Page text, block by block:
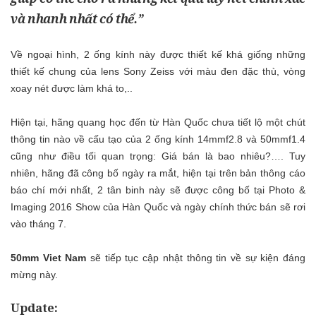
và nhanh nhất có thể.”
Về ngoại hình, 2 ống kính này được thiết kế khá giống những
thiết kế chung của lens Sony Zeiss với màu đen đặc thù, vòng
xoay nét được làm khá to,..
Hiện tại, hãng quang học đến từ Hàn Quốc chưa tiết lộ một chút
thông tin nào về cấu tạo của 2 ống kính 14mmf2.8 và 50mmf1.4
cũng như điều tối quan trọng: Giá bán là bao nhiêu?…. Tuy
nhiên, hãng đã công bố ngày ra mắt, hiện tại trên bản thông cáo
báo chí mới nhất, 2 tân binh này sẽ được công bố tại Photo &
Imaging 2016 Show của Hàn Quốc và ngày chính thức bán sẽ rơi
vào tháng 7.
50mm Viet Nam sẽ tiếp tục cập nhật thông tin về sự kiện đáng
mừng này.
Update: